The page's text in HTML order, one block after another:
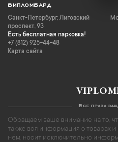
ВИПЛОМБАРД
Санкт-Петербург, Лиговский
проспект, 93
Есть бесплатная парковка!
+7 (812) 925-44-48
Карта сайта
Все права
Обращаем ваше внимание на то,
также вся информация о товарах
нём, носит исключительно